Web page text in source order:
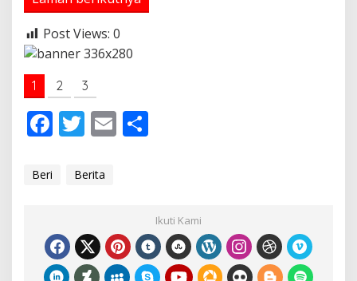
Post Views: 0
1 2 3
F
o
o
T
itt
E
Beri Berita
Ikuti Kami